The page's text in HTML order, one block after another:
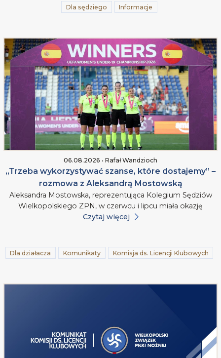
Dla sędziego Informacje
06.08.2026 • Rafał Wandzioch
„Trzeba wykorzystywać szanse, które dostajemy” –
rozmowa z Aleksandrą Mostowską
Aleksandra Mostowska, reprezentująca Kolegium Sędziów
Wielkopolskiego ZPN, w czerwcu i lipcu miała okazję
Czytaj więcej
Dla działacza Komunikaty Komisja ds. Licencji Klubowych